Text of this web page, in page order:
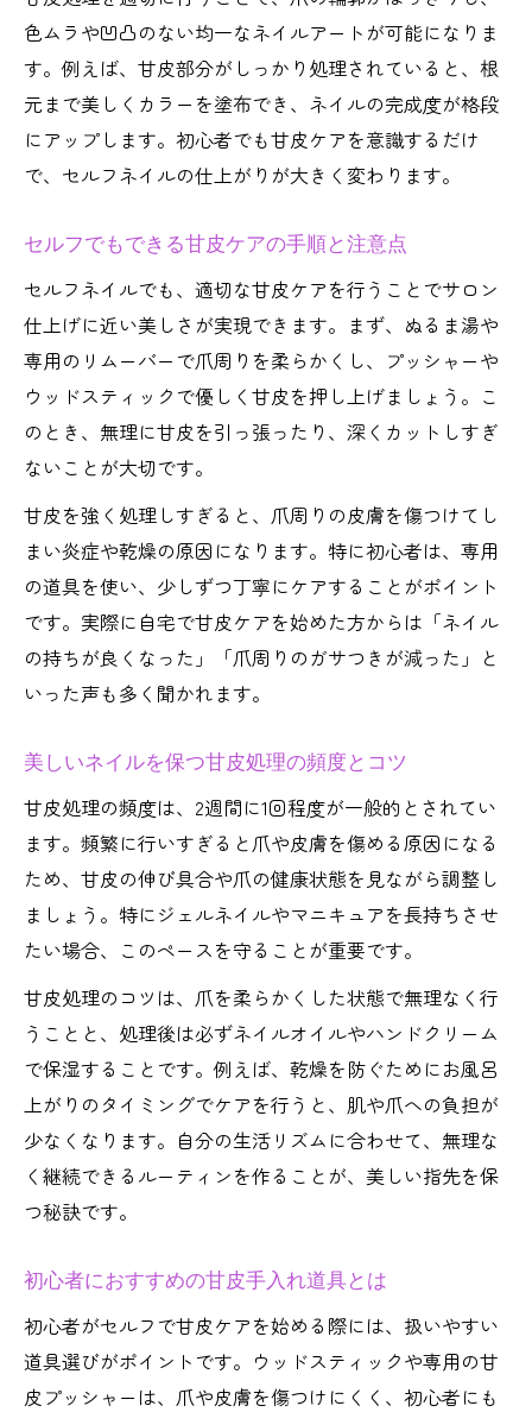
色ムラや凹凸のない均一なネイルアートが可能になりま
す。例えば、甘皮部分がしっかり処理されていると、根
元まで美しくカラーを塗布でき、ネイルの完成度が格段
にアップします。初心者でも甘皮ケアを意識するだけ
で、セルフネイルの仕上がりが大きく変わります。
セルフでもできる甘皮ケアの手順と注意点
セルフネイルでも、適切な甘皮ケアを行うことでサロン
仕上げに近い美しさが実現できます。まず、ぬるま湯や
専用のリムーバーで爪周りを柔らかくし、プッシャーや
ウッドスティックで優しく甘皮を押し上げましょう。こ
のとき、無理に甘皮を引っ張ったり、深くカットしすぎ
ないことが大切です。
甘皮を強く処理しすぎると、爪周りの皮膚を傷つけてし
まい炎症や乾燥の原因になります。特に初心者は、専用
の道具を使い、少しずつ丁寧にケアすることがポイント
です。実際に自宅で甘皮ケアを始めた方からは「ネイル
の持ちが良くなった」「爪周りのガサつきが減った」と
いった声も多く聞かれます。
美しいネイルを保つ甘皮処理の頻度とコツ
甘皮処理の頻度は、2週間に1回程度が一般的とされてい
ます。頻繁に行いすぎると爪や皮膚を傷める原因になる
ため、甘皮の伸び具合や爪の健康状態を見ながら調整し
ましょう。特にジェルネイルやマニキュアを長持ちさせ
たい場合、このペースを守ることが重要です。
甘皮処理のコツは、爪を柔らかくした状態で無理なく行
うことと、処理後は必ずネイルオイルやハンドクリーム
で保湿することです。例えば、乾燥を防ぐためにお風呂
上がりのタイミングでケアを行うと、肌や爪への負担が
少なくなります。自分の生活リズムに合わせて、無理な
く継続できるルーティンを作ることが、美しい指先を保
つ秘訣です。
初心者におすすめの甘皮手入れ道具とは
初心者がセルフで甘皮ケアを始める際には、扱いやすい
道具選びがポイントです。ウッドスティックや専用の甘
皮プッシャーは、爪や皮膚を傷つけにくく、初心者にも